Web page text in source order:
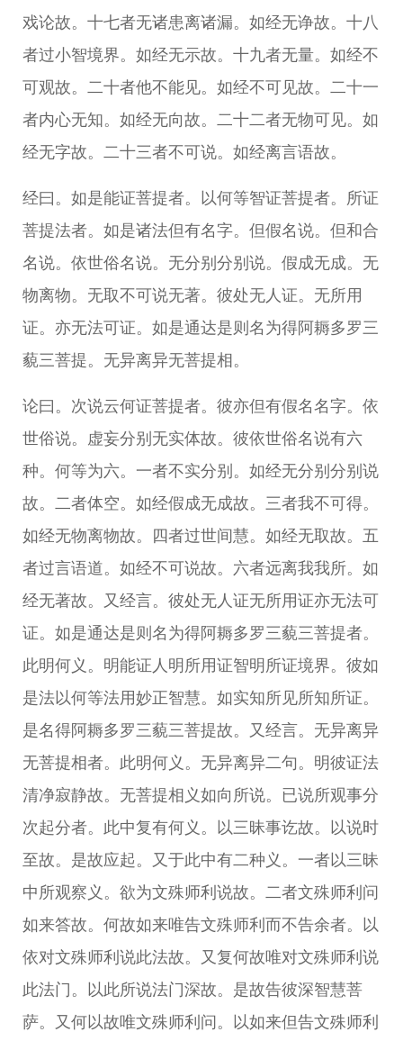
戏论故。十七者无诸患离诸漏。如经无诤故。十八
者过小智境界。如经无示故。十九者无量。如经不
可观故。二十者他不能见。如经不可见故。二十一
者内心无知。如经无向故。二十二者无物可见。如
经无字故。二十三者不可说。如经离言语故。
经曰。如是能证菩提者。以何等智证菩提者。所证
菩提法者。如是诸法但有名字。但假名说。但和合
名说。依世俗名说。无分别分别说。假成无成。无
物离物。无取不可说无著。彼处无人证。无所用
证。亦无法可证。如是通达是则名为得阿耨多罗三
藐三菩提。无异离异无菩提相。
论曰。次说云何证菩提者。彼亦但有假名名字。依
世俗说。虚妄分别无实体故。彼依世俗名说有六
种。何等为六。一者不实分别。如经无分别分别说
故。二者体空。如经假成无成故。三者我不可得。
如经无物离物故。四者过世间慧。如经无取故。五
者过言语道。如经不可说故。六者远离我我所。如
经无著故。又经言。彼处无人证无所用证亦无法可
证。如是通达是则名为得阿耨多罗三藐三菩提者。
此明何义。明能证人明所用证智明所证境界。彼如
是法以何等法用妙正智慧。如实知所见所知所证。
是名得阿耨多罗三藐三菩提故。又经言。无异离异
无菩提相者。此明何义。无异离异二句。明彼证法
清净寂静故。无菩提相义如向所说。已说所观事分
次起分者。此中复有何义。以三昧事讫故。以说时
至故。是故应起。又于此中有二种义。一者以三昧
中所观察义。欲为文殊师利说故。二者文殊师利问
如来答故。何故如来唯告文殊师利而不告余者。以
依对文殊师利说此法故。又复何故唯对文殊师利说
此法门。以此所说法门深故。是故告彼深智慧菩
萨。又何以故唯文殊师利问。以如来但告文殊师利